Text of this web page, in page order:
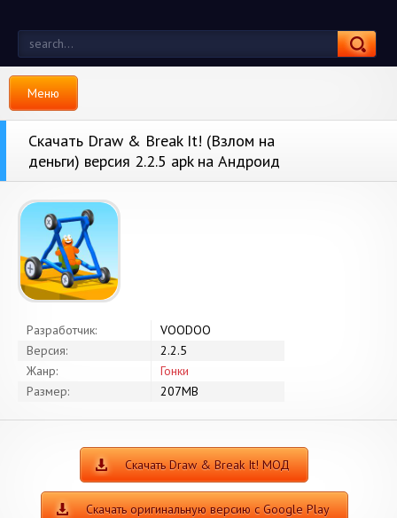
Меню
Скачать Draw & Break It! (Взлом на
деньги) версия 2.2.5 apk на Андроид
Разработчик:
VOODOO
Версия:
2.2.5
Жанр:
Гонки
Размер:
207MB
Скачать Draw & Break It! МОД
Скачать оригинальную версию с Google Play